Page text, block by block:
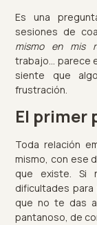
Es una
sesiones de
mismo en mis
trabajo… parece
siente que
frustración.
El primer
Toda relación
mismo, con ese
que existe. Si
dificultades
que no te das
pantanoso, de